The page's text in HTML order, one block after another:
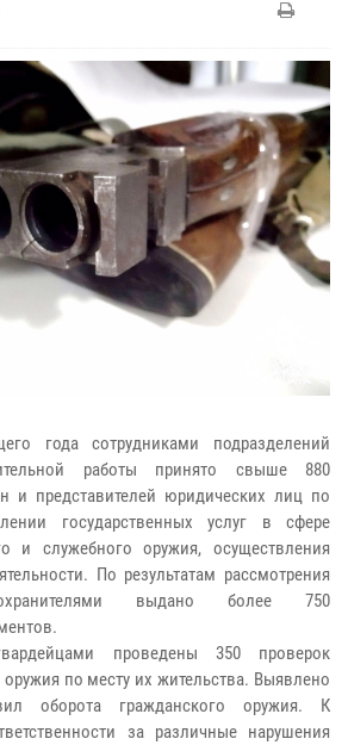
года сотрудниками подразделений
работы принято свыше 880
и представителей юридических лиц по
государственных услуг в сфере
и служебного оружия, осуществления
По результатам рассмотрения
выдано более 750
проведены 350 проверок
по месту их жительства. Выявлено
оборота гражданского оружия. К
за различные нарушения